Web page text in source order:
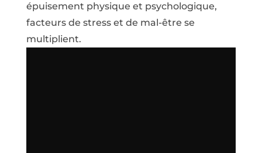
épuisement physique et psychologique,
facteurs de stress et de mal-être se
multiplient.